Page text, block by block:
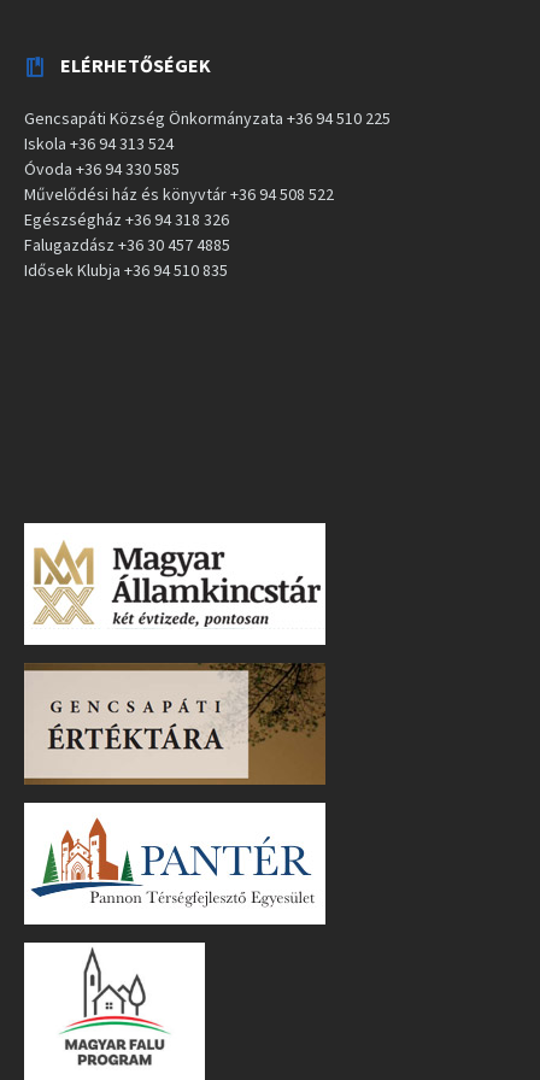
ELÉRHETŐSÉGEK
Gencsapáti Község Önkormányzata +36 94 510 225
Iskola +36 94 313 524
Óvoda +36 94 330 585
Művelődési ház és könyvtár +36 94 508 522
Egészségház +36 94 318 326
Falugazdász +36 30 457 4885
Idősek Klubja +36 94 510 835